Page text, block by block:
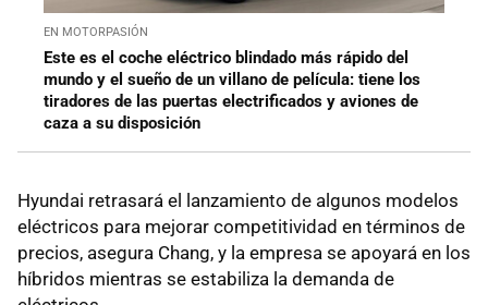
EN MOTORPASIÓN
Este es el coche eléctrico blindado más rápido del
mundo y el sueño de un villano de película: tiene los
tiradores de las puertas electrificados y aviones de
caza a su disposición
Hyundai retrasará el lanzamiento de algunos modelos
eléctricos para mejorar competitividad en términos de
precios, asegura Chang, y la empresa se apoyará en los
híbridos mientras se estabiliza la demanda de